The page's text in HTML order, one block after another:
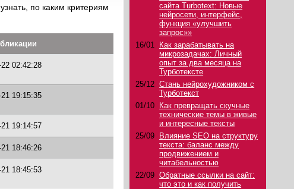
по каким критериям
02:42:28
19:15:35
19:14:57
18:46:26
18:45:53
сайта Turbotext: Новые
нейросети, интерфейс,
функция «улучшить
запрос»»
16/01
Как зарабатывать на
микрозадачах: Личный
опыт за два месяца на
Турботексте
25/12 Стань нейрохудожником с
Турботекст
01/10
Как превращать скучные
технические темы в живые
и интересные тексты
25/09
Влияние SEO на структуру
текста: баланс между
продвижением и
читабельностью
22/09 Обратные ссылки на сайт:
что это и как получить